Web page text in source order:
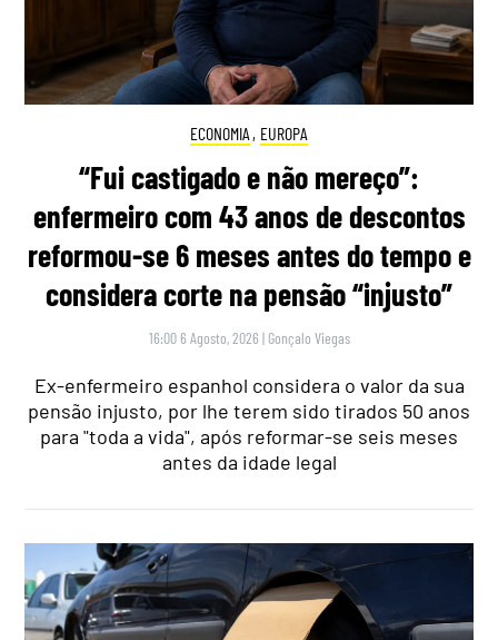
ECONOMIA , EUROPA
“Fui castigado e não mereço”:
enfermeiro com 43 anos de descontos
reformou-se 6 meses antes do tempo e
considera corte na pensão “injusto”
16:00 6 Agosto, 2026 | Gonçalo Viegas
Ex-enfermeiro espanhol considera o valor da sua
pensão injusto, por lhe terem sido tirados 50 anos
para "toda a vida", após reformar-se seis meses
antes da idade legal